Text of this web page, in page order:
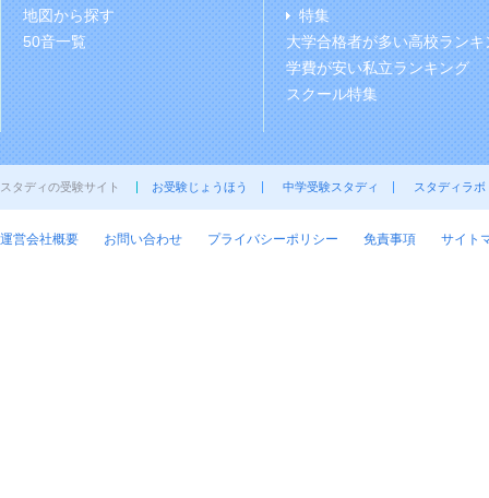
地図から探す
50音一覧
特集
大学合格者が多い高校ランキ
学費が安い私立ランキング
スクール特集
スタディの受験サイト お受験じょうほう 中学受験スタディ スタディラボ
運営会社概要 お問い合わせ プライバシーポリシー 免責事項 サイト